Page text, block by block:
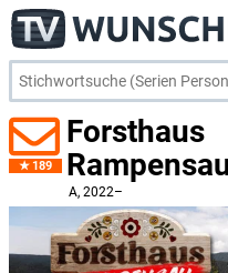
189
Forsthaus
A, 2022–